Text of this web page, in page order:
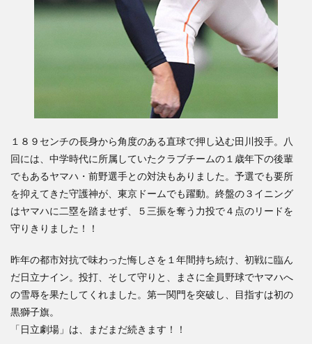
１８９センチの長身から角度のある直球で押し込む田川投手。八
回には、中学時代に所属していたクラブチームの１歳年下の後輩
でもあるヤマハ・前野選手との対決もありました。予選でも要所
を抑えてきた守護神が、東京ドームでも躍動。終盤の３イニング
はヤマハに二塁を踏ませず、５三振を奪う力投で４点のリードを
守りきりました！！
昨年の都市対抗で味わった悔しさを１年間持ち続け、初戦に臨ん
だ日立ナイン。投打、そして守りと、まさに全員野球でヤマハへ
の雪辱を果たしてくれました。第一関門を突破し、目指すは初の
黒獅子旗。
「日立劇場」は、まだまだ続きます！！